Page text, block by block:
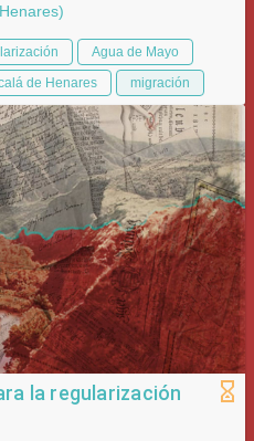
Agua de Mayo
de Henares migración
la regularización